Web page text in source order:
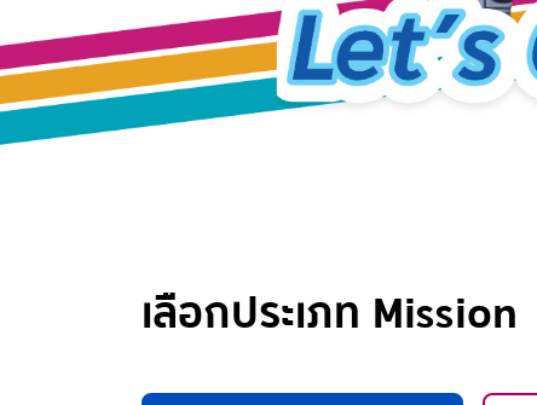
เลือกประเภท Mission